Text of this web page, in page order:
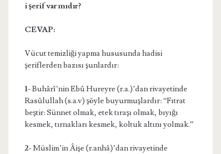
i şerif var mıdır?
CEVAP:
Vücut temizliği yapma hususunda hadisi
şeriflerden bazısı şunlardır:
1-Buhârî’nin Ebû Hureyre (r.a.)’dan rivayetinde
Rasûlullah (s.a.v) şöyle buyurmuşlardır: “Fıtrat
beştir: Sünnet olmak, etek tıraşı olmak, bıyığı
kesmek, tırnakları kesmek, koltuk altını yolmak.”
2-Müslim’in Âişe (r.anhâ)’dan rivayetinde